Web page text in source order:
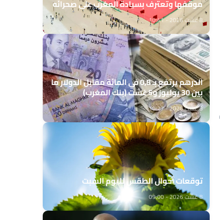
موقفها وتعترف بسيادة المغرب على صحرائه
8 غشت 2026 - 10:41
الدرهم يرتفع بـ 0,8 في المائة مقابل الدولار ما
بين 30 يوليوز و5 غشت (بنك المغرب)
8 غشت 2026 - 10:27
توقعات أحوال الطقس لليوم السبت
8 غشت 2026 - 09:00